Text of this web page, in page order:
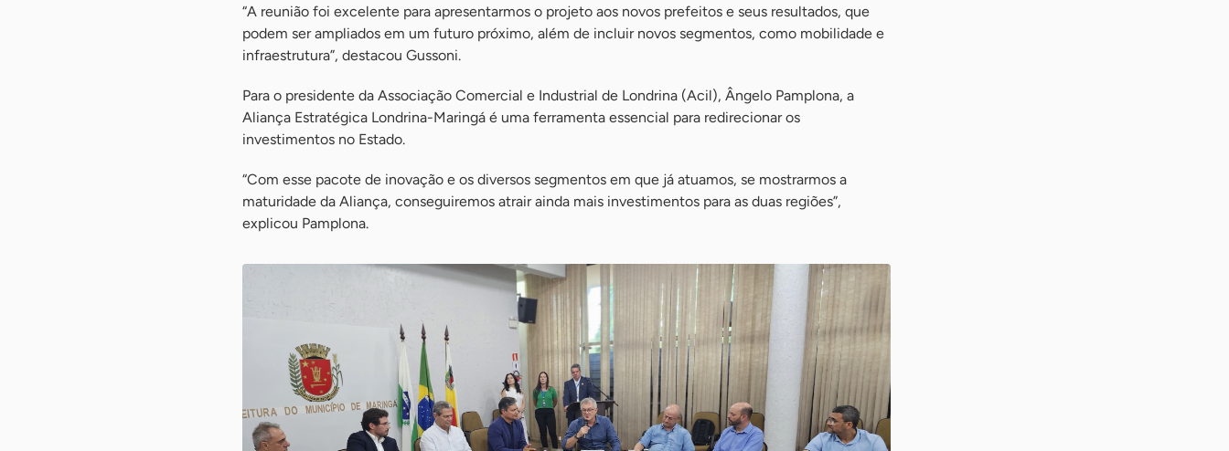
“A reunião foi excelente para apresentarmos o projeto aos novos prefeitos e seus resultados, que
podem ser ampliados em um futuro próximo, além de incluir novos segmentos, como mobilidade e
infraestrutura”, destacou Gussoni.
Para o presidente da Associação Comercial e Industrial de Londrina (Acil), Ângelo Pamplona, a
Aliança Estratégica Londrina-Maringá é uma ferramenta essencial para redirecionar os
investimentos no Estado.
“Com esse pacote de inovação e os diversos segmentos em que já atuamos, se mostrarmos a
maturidade da Aliança, conseguiremos atrair ainda mais investimentos para as duas regiões”,
explicou Pamplona.